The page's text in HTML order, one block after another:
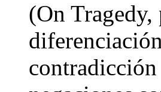
(On Tragedy,